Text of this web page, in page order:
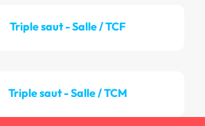
Triple saut - Salle / TCF
Triple saut - Salle / TCM